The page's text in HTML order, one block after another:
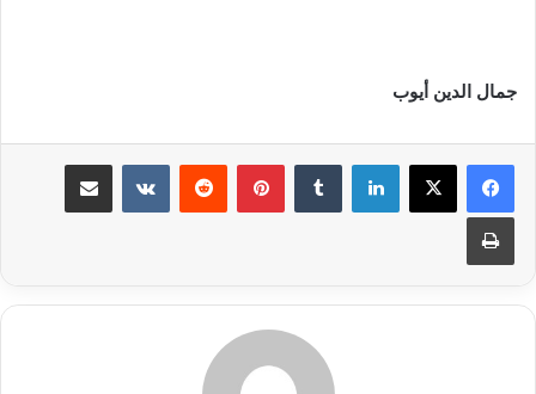
جمال الدين أيوب
لينكدإن بينتيريست
طباعة